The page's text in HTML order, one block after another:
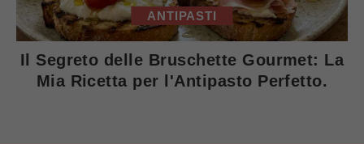
ANTIPASTI
Il Segreto delle Bruschette Gourmet: La
Mia Ricetta per l'Antipasto Perfetto.